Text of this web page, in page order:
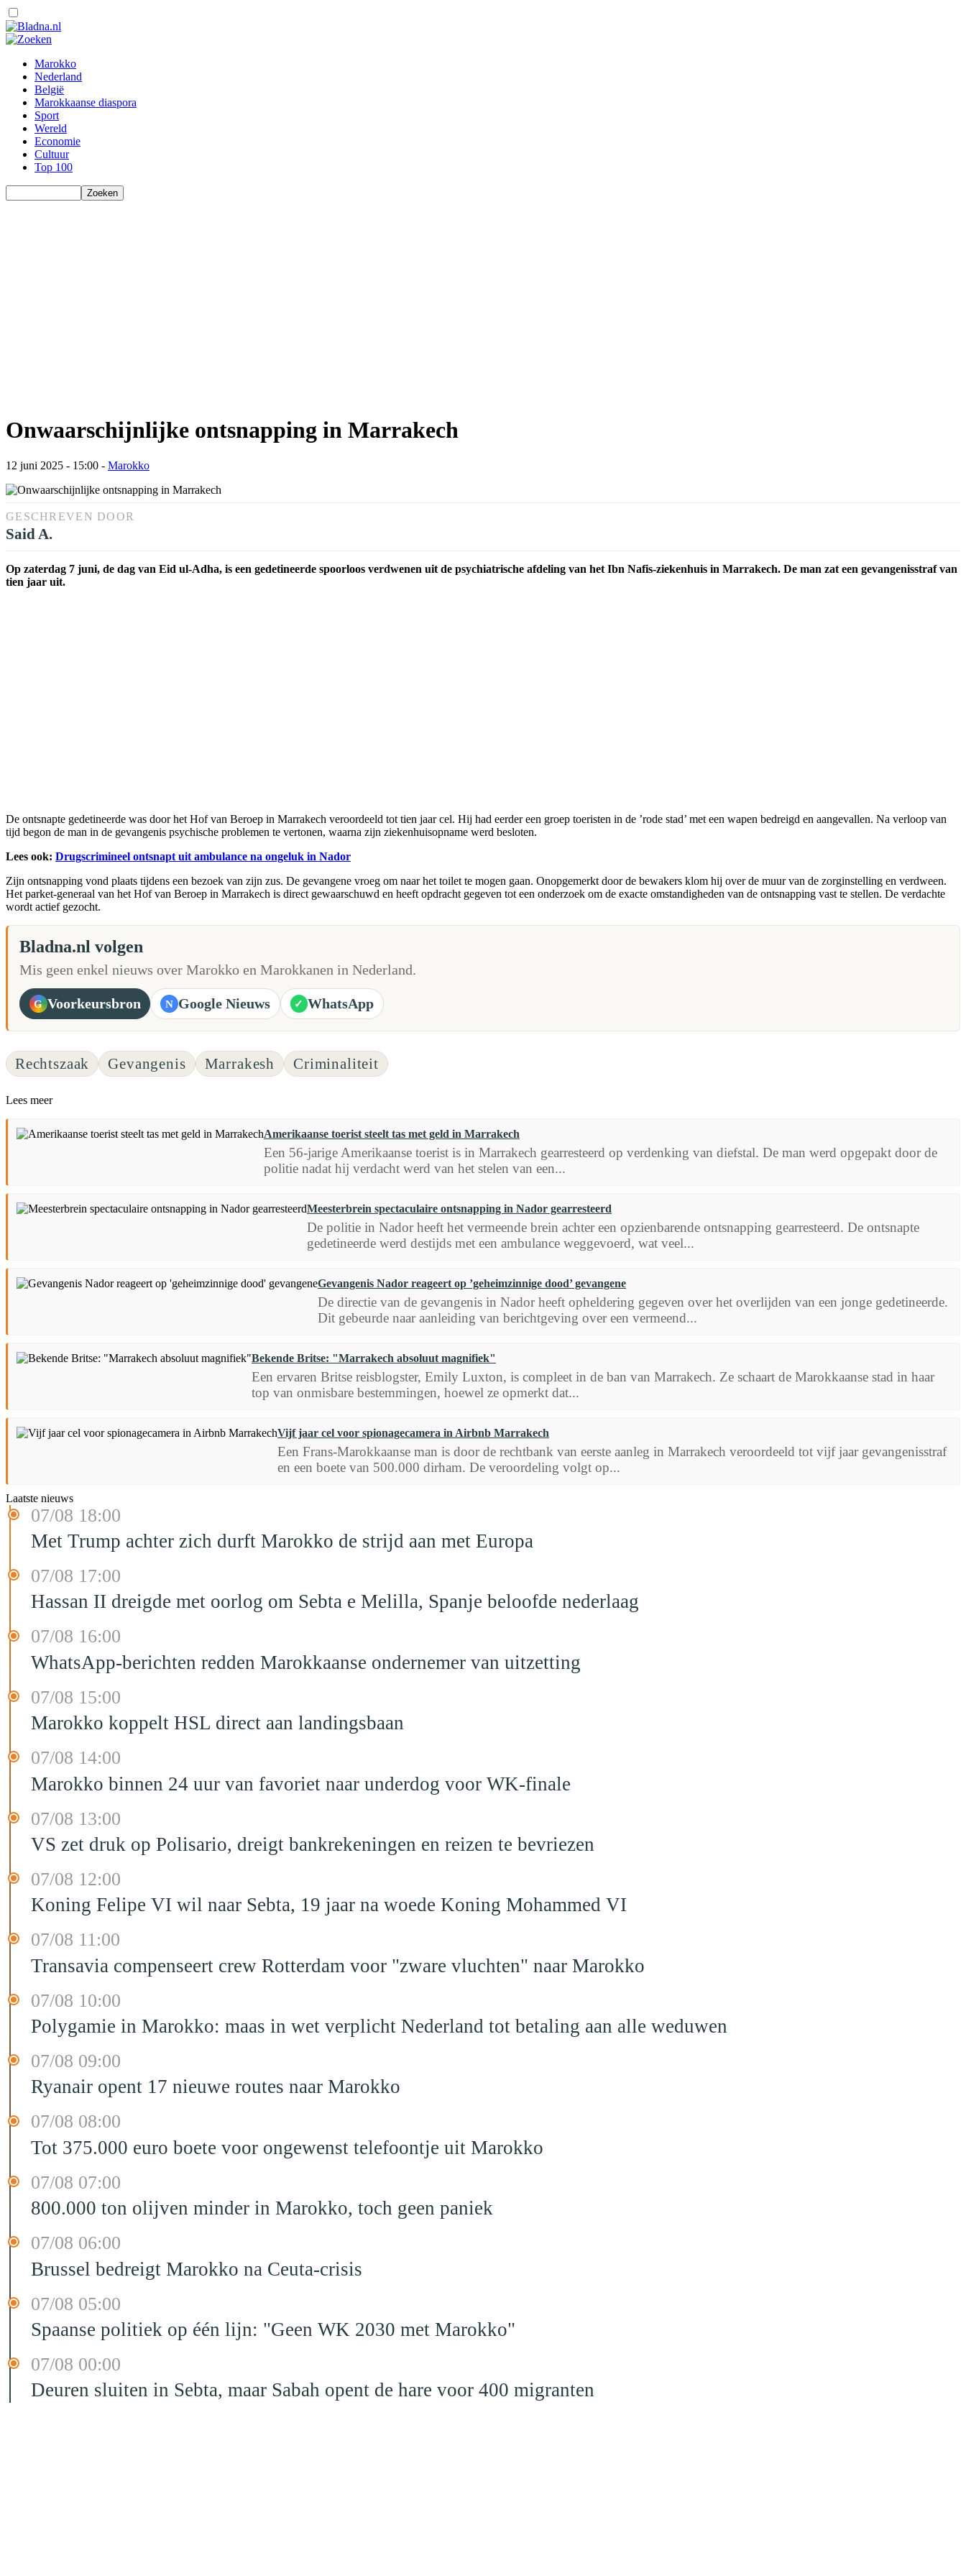
Marokko
Nederland
België
Marokkaanse diaspora
Sport
Wereld
Economie
Cultuur
Top 100
Onwaarschijnlijke ontsnapping in Marrakech
12 juni 2025 - 15:00 - Marokko
GESCHREVEN DOOR
Said A.
Op zaterdag 7 juni, de dag van Eid ul-Adha, is een gedetineerde spoorloos verdwenen uit de psychiatrische afdeling van het Ibn Nafis-ziekenhuis in Marrakech. De man zat een gevangenisstraf van
tien jaar uit.
De ontsnapte gedetineerde was door het Hof van Beroep in Marrakech veroordeeld tot tien jaar cel. Hij had eerder een groep toeristen in de ’rode stad’ met een wapen bedreigd en aangevallen. Na verloop van
tijd begon de man in de gevangenis psychische problemen te vertonen, waarna zijn ziekenhuisopname werd besloten.
Lees ook: Drugscrimineel ontsnapt uit ambulance na ongeluk in Nador
Zijn ontsnapping vond plaats tijdens een bezoek van zijn zus. De gevangene vroeg om naar het toilet te mogen gaan. Onopgemerkt door de bewakers klom hij over de muur van de zorginstelling en verdween.
Het parket-generaal van het Hof van Beroep in Marrakech is direct gewaarschuwd en heeft opdracht gegeven tot een onderzoek om de exacte omstandigheden van de ontsnapping vast te stellen. De verdachte
wordt actief gezocht.
Bladna.nl volgen
Mis geen enkel nieuws over Marokko en Marokkanen in Nederland.
G Voorkeursbron N Google Nieuws ✓ WhatsApp
Rechtszaak Gevangenis Marrakesh Criminaliteit
Lees meer
Amerikaanse toerist steelt tas met geld in Marrakech
Een 56-jarige Amerikaanse toerist is in Marrakech gearresteerd op verdenking van diefstal. De man werd opgepakt door de
politie nadat hij verdacht werd van het stelen van een...
Meesterbrein spectaculaire ontsnapping in Nador gearresteerd
De politie in Nador heeft het vermeende brein achter een opzienbarende ontsnapping gearresteerd. De ontsnapte
gedetineerde werd destijds met een ambulance weggevoerd, wat veel...
Gevangenis Nador reageert op ’geheimzinnige dood’ gevangene
De directie van de gevangenis in Nador heeft opheldering gegeven over het overlijden van een jonge gedetineerde.
Dit gebeurde naar aanleiding van berichtgeving over een vermeend...
Bekende Britse: "Marrakech absoluut magnifiek"
Een ervaren Britse reisblogster, Emily Luxton, is compleet in de ban van Marrakech. Ze schaart de Marokkaanse stad in haar
top van onmisbare bestemmingen, hoewel ze opmerkt dat...
Vijf jaar cel voor spionagecamera in Airbnb Marrakech
Een Frans-Marokkaanse man is door de rechtbank van eerste aanleg in Marrakech veroordeeld tot vijf jaar gevangenisstraf
en een boete van 500.000 dirham. De veroordeling volgt op...
Laatste nieuws
07/08 18:00
Met Trump achter zich durft Marokko de strijd aan met Europa
07/08 17:00
Hassan II dreigde met oorlog om Sebta e Melilla, Spanje beloofde nederlaag
07/08 16:00
WhatsApp-berichten redden Marokkaanse ondernemer van uitzetting
07/08 15:00
Marokko koppelt HSL direct aan landingsbaan
07/08 14:00
Marokko binnen 24 uur van favoriet naar underdog voor WK-finale
07/08 13:00
VS zet druk op Polisario, dreigt bankrekeningen en reizen te bevriezen
07/08 12:00
Koning Felipe VI wil naar Sebta, 19 jaar na woede Koning Mohammed VI
07/08 11:00
Transavia compenseert crew Rotterdam voor "zware vluchten" naar Marokko
07/08 10:00
Polygamie in Marokko: maas in wet verplicht Nederland tot betaling aan alle weduwen
07/08 09:00
Ryanair opent 17 nieuwe routes naar Marokko
07/08 08:00
Tot 375.000 euro boete voor ongewenst telefoontje uit Marokko
07/08 07:00
800.000 ton olijven minder in Marokko, toch geen paniek
07/08 06:00
Brussel bedreigt Marokko na Ceuta-crisis
07/08 05:00
Spaanse politiek op één lijn: "Geen WK 2030 met Marokko"
07/08 00:00
Deuren sluiten in Sebta, maar Sabah opent de hare voor 400 migranten